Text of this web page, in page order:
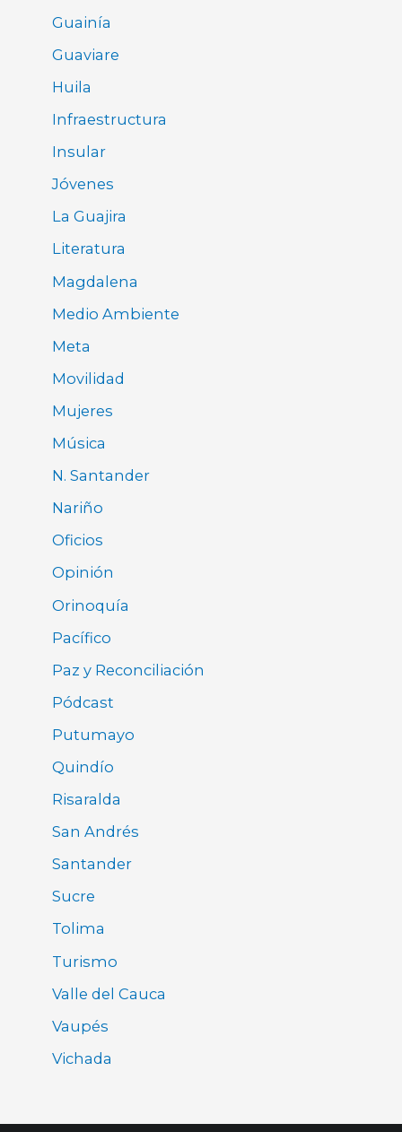
Guainía
Guaviare
Huila
Infraestructura
Insular
Jóvenes
La Guajira
Literatura
Magdalena
Medio Ambiente
Meta
Movilidad
Mujeres
Música
N. Santander
Nariño
Oficios
Opinión
Orinoquía
Pacífico
Paz y Reconciliación
Pódcast
Putumayo
Quindío
Risaralda
San Andrés
Santander
Sucre
Tolima
Turismo
Valle del Cauca
Vaupés
Vichada